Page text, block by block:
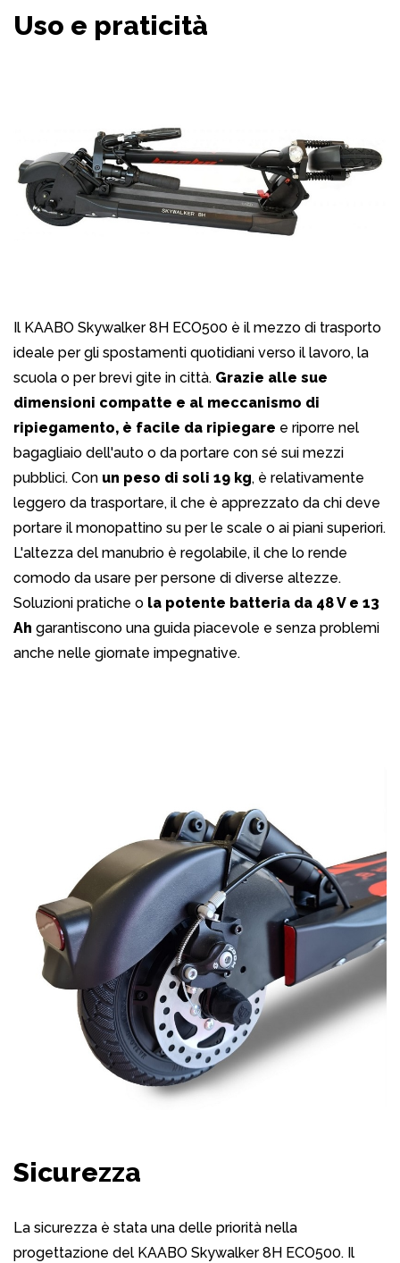
Uso e praticità
Il KAABO Skywalker 8H ECO500 è il mezzo di trasporto
ideale per gli spostamenti quotidiani verso il lavoro, la
scuola o per brevi gite in città. Grazie alle sue
dimensioni compatte e al meccanismo di
ripiegamento, è facile da ripiegare e riporre nel
bagagliaio dell'auto o da portare con sé sui mezzi
pubblici. Con un peso di soli 19 kg, è relativamente
leggero da trasportare, il che è apprezzato da chi deve
portare il monopattino su per le scale o ai piani superiori.
L'altezza del manubrio è regolabile, il che lo rende
comodo da usare per persone di diverse altezze.
Soluzioni pratiche o la potente batteria da 48 V e 13
Ah garantiscono una guida piacevole e senza problemi
anche nelle giornate impegnative.
Sicurezza
La sicurezza è stata una delle priorità nella
progettazione del KAABO Skywalker 8H ECO500. Il